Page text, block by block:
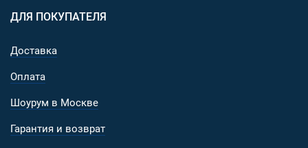
поверх LXB).
температур, для применения в условиях до -50°C в
ДЛЯ ПОКУПАТЕЛЯ
Доставка
Оплата
Шоурум в Москве
Гарантия и возврат